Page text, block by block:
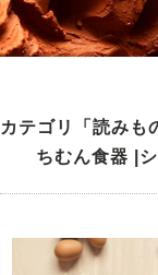
カテゴリ「読み
ちむん食器 |